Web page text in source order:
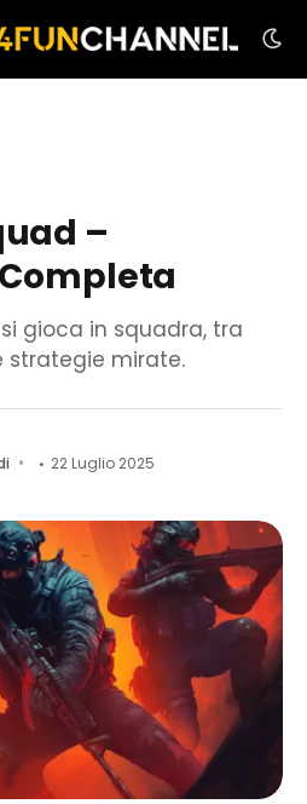
–
gioca in squadra, tra
strategie mirate.
22 Luglio 2025